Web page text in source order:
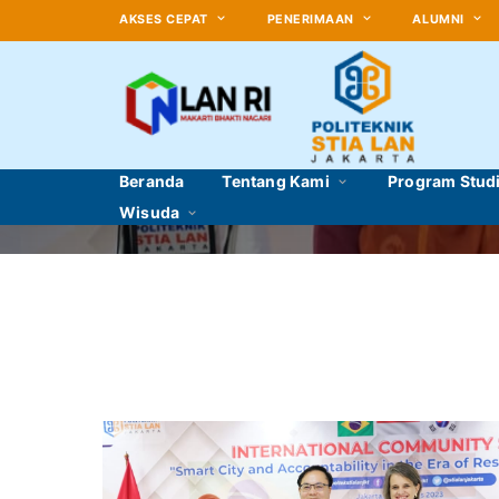
AKSES CEPAT PENERIMAAN ALUMNI
Beranda Tentang Kami Program Studi
Wisuda